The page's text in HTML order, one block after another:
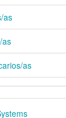
as
as
as